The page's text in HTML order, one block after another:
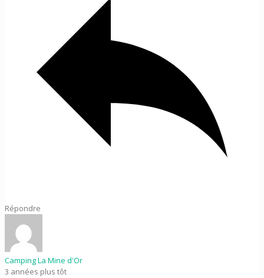
Répondre
Camping La Mine d'Or
3 années plus tôt